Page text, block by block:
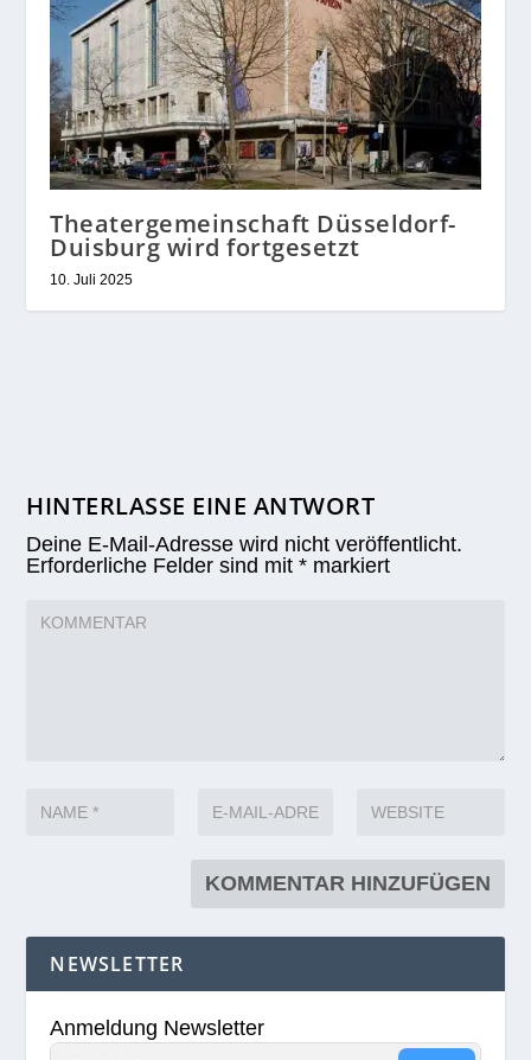
Theatergemeinschaft Düsseldorf-
Duisburg wird fortgesetzt
10. Juli 2025
HINTERLASSE EINE ANTWORT
Deine E-Mail-Adresse wird nicht veröffentlicht.
Erforderliche Felder sind mit* markiert
NEWSLETTER
Anmeldung Newsletter